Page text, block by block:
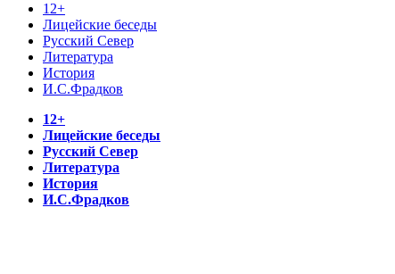
12+
Лицейские беседы
Русский Север
Литература
История
И.С.Фрадков
12+
Лицейские беседы
Русский Север
Литература
История
И.С.Фрадков